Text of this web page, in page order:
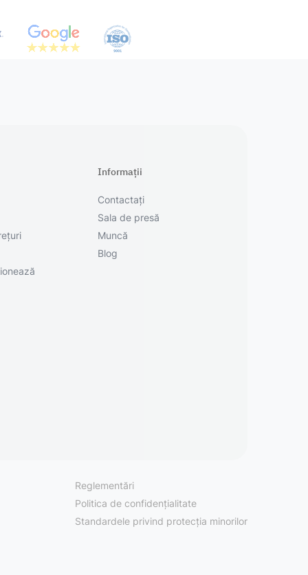
Informații
Contactați
Sala de presă
Muncă
Blog
Reglementări
Politica de confidențialitate
Standardele privind protecția minorilor